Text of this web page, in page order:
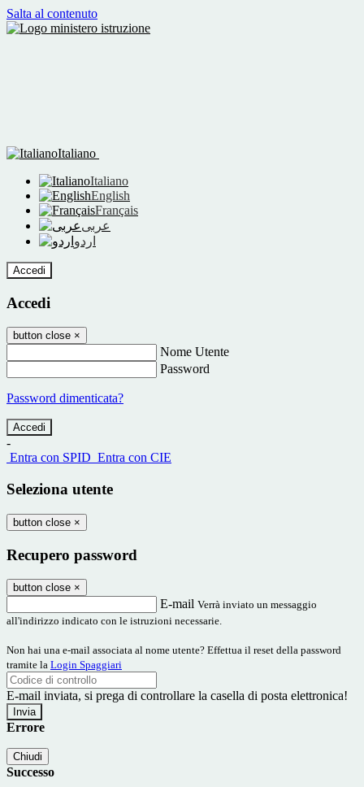
Salta al contenuto
Italiano
Italiano
English
Français
عربى
اردو
Accedi
Accedi
button close ×
Nome Utente
Password
Password dimenticata?
-
Entra con SPID Entra con CIE
Seleziona utente
button close ×
Recupero password
button close ×
E-mail Verrà inviato un messaggio
all'indirizzo indicato con le istruzioni necessarie.
Non hai una e-mail associata al nome utente? Effettua il reset della password
tramite la Login Spaggiari
E-mail inviata, si prega di controllare la casella di posta elettronica!
Errore
Chiudi
Successo